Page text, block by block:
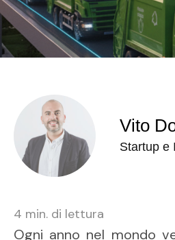
Vito
Startup e
4 min. di lettura
Ogni anno nel mondo